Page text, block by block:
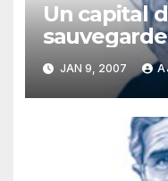
Un capital
JAN 9, 2007